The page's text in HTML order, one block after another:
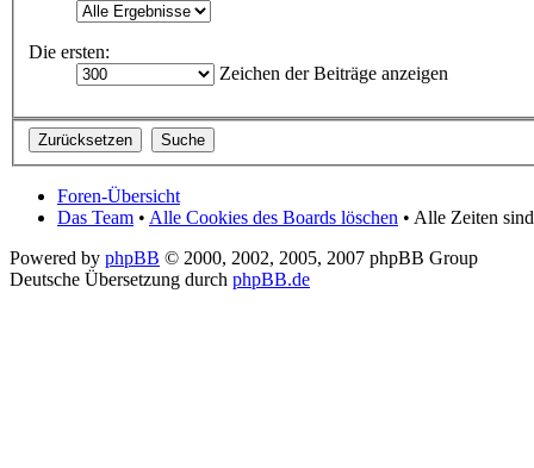
Die ersten:
Zeichen der Beiträge anzeigen
Foren-Übersicht
Das Team • Alle Cookies des Boards löschen • Alle Zeiten
Powered by phpBB © 2000, 2002, 2005, 2007 phpBB Group
Deutsche Übersetzung durch phpBB.de